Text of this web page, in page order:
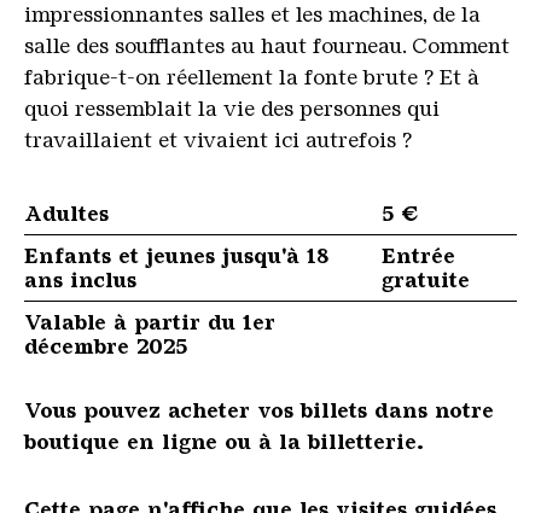
impressionnantes salles et les machines, de la
salle des soufflantes au haut fourneau. Comment
fabrique-t-on réellement la fonte brute ? Et à
quoi ressemblait la vie des personnes qui
travaillaient et vivaient ici autrefois ?
Adultes
5 €
Enfants et jeunes jusqu'à 18
ans inclus
Entrée
gratuite
Valable à partir du 1er
décembre 2025
Vous pouvez acheter vos billets dans notre
boutique en ligne ou à la billetterie.